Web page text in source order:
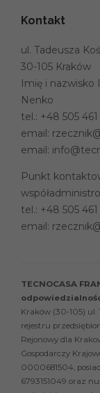
Kontakt
ul. Tadeusza
30-105 Kraków
Imię i nazwisko
Nenko
tel.: +48 505 461
email:
email:
Punkt
tel.: +48 505 461
email:
TECNOCASA
Kraków (30-105) ul.
rejestru
Rejonowy dla
Gospodarczy
0000681504,
6793151049 oraz